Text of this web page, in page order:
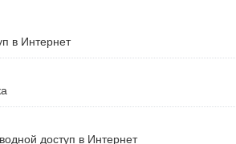
в Интернет
доступ в Интернет